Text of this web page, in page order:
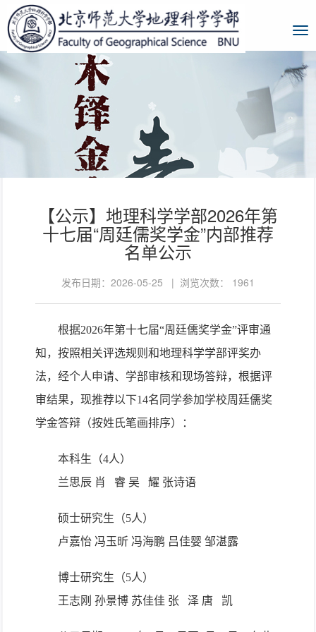
【公示】地理科学学部2026年第
十七届“周廷儒奖学金”内部推荐
名单公示
发布日期：2026-05-25 | 浏览次数： 1961
根据2026年第十七届“周廷儒奖学金”评审通
知，按照相关评选规则和地理科学学部评奖办
法，经个人申请、学部审核和现场答辩，根据评
审结果，现推荐以下14名同学参加学校周廷儒奖
学金答辩（按姓氏笔画排序）：
本科生（4人）
兰思辰 肖 睿 吴 耀 张诗语
硕士研究生（5人）
卢嘉怡 冯玉昕 冯海鹏 吕佳婴 邹湛露
博士研究生（5人）
王志刚 孙景博 苏佳佳 张 泽 唐 凯